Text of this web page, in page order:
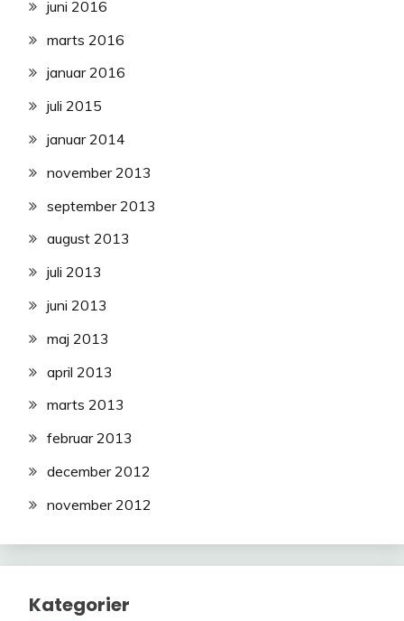
juni 2016
marts 2016
januar 2016
juli 2015
januar 2014
november 2013
september 2013
august 2013
juli 2013
juni 2013
maj 2013
april 2013
marts 2013
februar 2013
december 2012
november 2012
Kategorier